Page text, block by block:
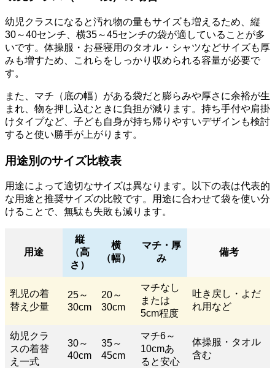
幼児クラスになると汚れ物の量もサイズも増えるため、縦
30～40センチ、横35～45センチの袋が適していることが多
いです。体操服・お昼寝用のタオル・シャツなどサイズも厚
みも増すため、これらをしっかり収められる容量が必要で
す。
また、マチ（底の幅）がある袋だと膨らみや厚さに余裕が生
まれ、物を押し込むときに負担が減ります。持ち手付や肩掛
けタイプなど、子ども自身が持ち帰りやすいデザインも検討
すると使い勝手が上がります。
用途別のサイズ比較表
用途によって適切なサイズは異なります。以下の表は代表的
な用途と推奨サイズの比較です。用途に合わせて袋を使い分
けることで、無駄も失敗も減ります。
用途
縦
（高
さ）
横
（幅）
マチ・厚
み
備考
乳児の着
替え少量
25～
30cm
20～
30cm
マチなし
または
5cm程度
吐き戻し・よだ
れ用など
幼児クラ
スの着替
え一式
30～
40cm
35～
45cm
マチ6～
10cmあ
ると安心
体操服・タオル
含む